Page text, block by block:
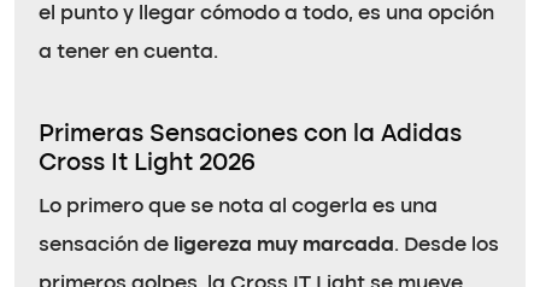
el punto y llegar cómodo a todo, es una opción
a tener en cuenta.
Primeras Sensaciones con la Adidas
Cross It Light 2026
Lo primero que se nota al cogerla es una
sensación de ligereza muy marcada. Desde los